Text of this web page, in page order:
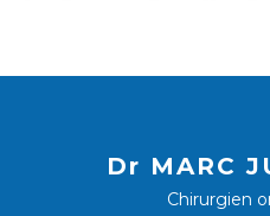
Dr MARC
Chirurgien